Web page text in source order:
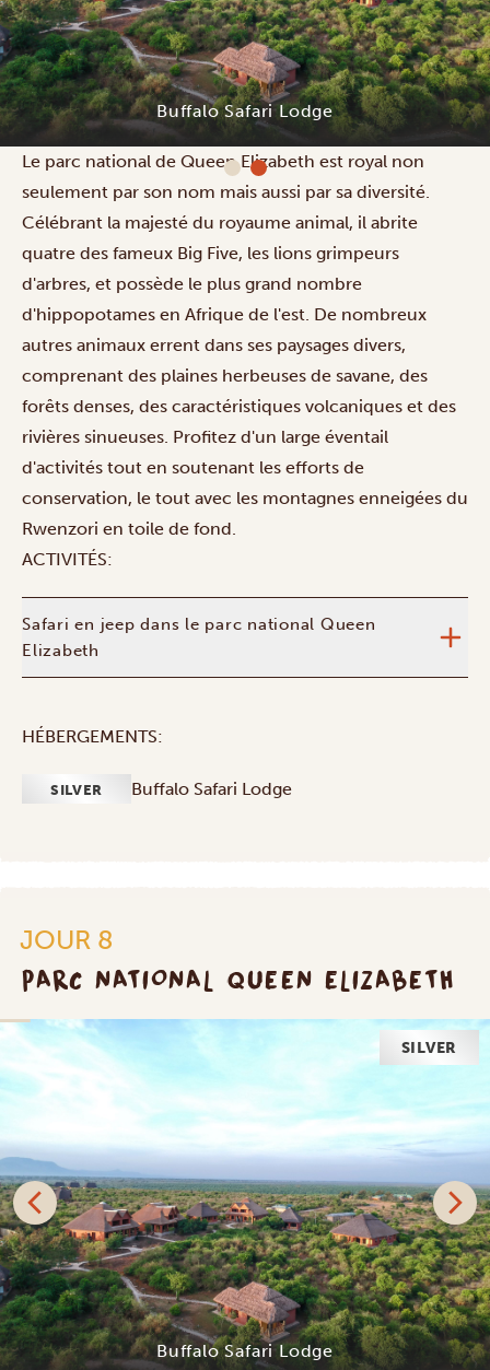
Buffalo Safari Lodge
Le parc national de Queen Elizabeth est royal non
seulement par son nom mais aussi par sa diversité.
Célébrant la majesté du royaume animal, il abrite
quatre des fameux Big Five, les lions grimpeurs
d'arbres, et possède le plus grand nombre
d'hippopotames en Afrique de l'est. De nombreux
autres animaux errent dans ses paysages divers,
comprenant des plaines herbeuses de savane, des
forêts denses, des caractéristiques volcaniques et des
rivières sinueuses. Profitez d'un large éventail
d'activités tout en soutenant les efforts de
conservation, le tout avec les montagnes enneigées du
Rwenzori en toile de fond.
ACTIVITÉS:
Safari en jeep dans le parc national Queen
Elizabeth
HÉBERGEMENTS:
SILVER Buffalo Safari Lodge
JOUR 8
PARC NATIONAL QUEEN ELIZABETH
SILVER
Buffalo Safari Lodge